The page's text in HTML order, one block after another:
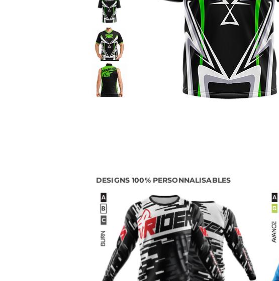
DESIGNS 100% PERSONNALISABLES